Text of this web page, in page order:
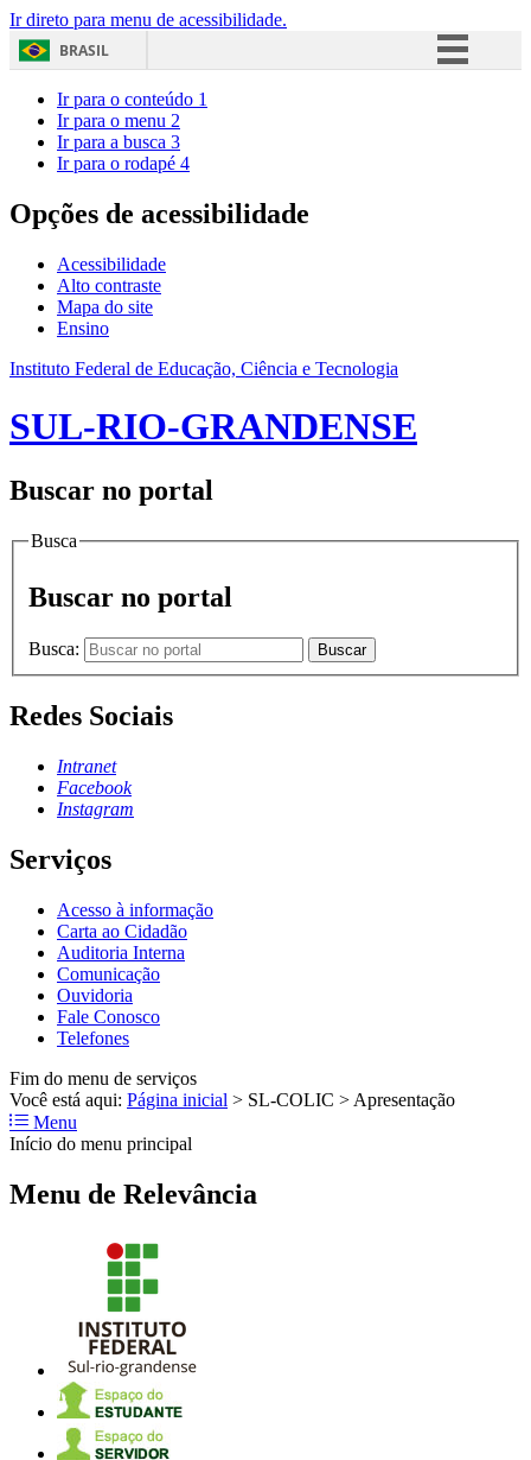
Ir direto para menu de acessibilidade.
BRASIL
Acesso à informação
Ir para o conteúdo 1
Ir para o menu 2
Ir para a busca 3
Ir para o rodapé 4
Opções de acessibilidade
Acessibilidade
Alto contraste
Mapa do site
Ensino
Instituto Federal de Educação, Ciência e Tecnologia
SUL-RIO-GRANDENSE
Buscar no portal
Busca
Buscar no portal
Busca: Buscar
Redes Sociais
Intranet
Facebook
Instagram
Serviços
Acesso à informação
Carta ao Cidadão
Auditoria Interna
Comunicação
Ouvidoria
Fale Conosco
Telefones
Fim do menu de serviços
Você está aqui: Página inicial > SL-COLIC > Apresentação
Menu
Início do menu principal
Menu de Relevância